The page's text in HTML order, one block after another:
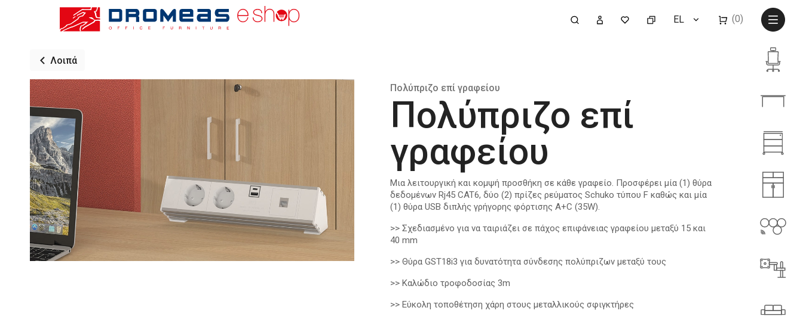
EL (0)
Λοιπά
Πολύπριζο επί γραφείου
Πολύπριζο επί
γραφείου
Μια λειτουργική και κομψή προσθήκη σε κάθε γραφείο. Προσφέρει μία (1) θύρα
δεδομένων Rj45 CAT6, δύο (2) πρίζες ρεύματος Schuko τύπου F καθώς και μία
(1) θύρα USB διπλής γρήγορης φόρτισης A+C (35W).
>> Σχεδιασμένο για να ταιριάζει σε πάχος επιφάνειας γραφείου μεταξύ 15 και
40 mm
>> Θύρα GST18i3 για δυνατότητα σύνδεσης πολύπριζων μεταξύ τους
>> Καλώδιο τροφοδοσίας 3m
>> Εύκολη τοποθέτηση χάρη στους μεταλλικούς σφιγκτήρες